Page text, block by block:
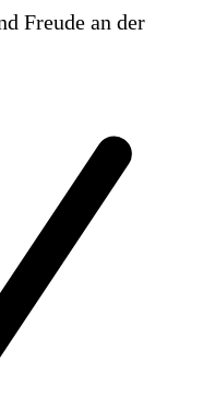
Freude an der